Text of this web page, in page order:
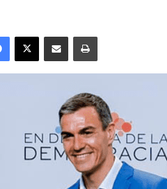
Facebook
X Enviar vía email Imprimir